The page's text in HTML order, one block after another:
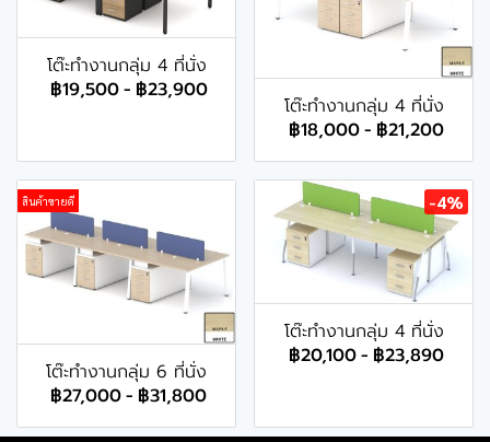
โต๊ะทำงานกลุ่ม 4 ที่นั่ง
฿19,500- ฿23,900
โต๊ะทำงานกลุ่ม 4 ที่นั่ง
฿18,000- ฿21,200
สินค้าขายดี
โต๊ะทำงานกลุ่ม 6 ที่นั่ง
฿27,000- ฿31,800
-4%
โต๊ะทำงานกลุ่ม 4 ที่นั่ง
฿20,100- ฿23,890